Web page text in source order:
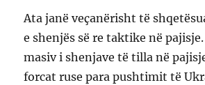
Ata janë veçanërisht të
e shenjës së re taktike në
masiv i shenjave të tilla në
forcat ruse para pushtimit të